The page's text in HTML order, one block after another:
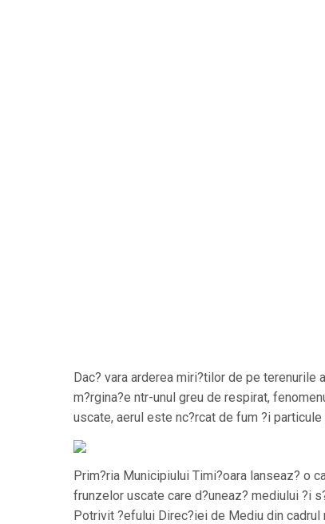
Dac? vara arderea miri?tilor de pe
m?rgina?e ntr-unul greu de respirat,
uscate, aerul este nc?rcat de fum ?i
Prim?ria Municipiului Timi?oara lanseaz? o
frunzelor uscate care d?uneaz? mediului ?i
Potrivit ?efului Direc?iei de Mediu din cadrul